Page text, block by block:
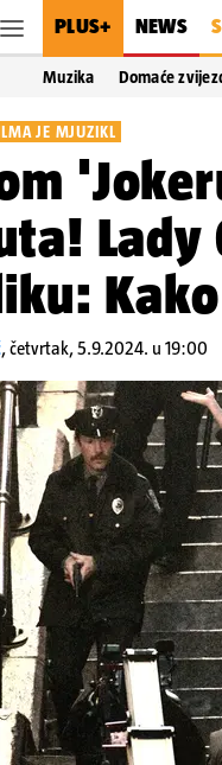
PLUS+ NEWS
Muzika Domaće
JE MJUZIKL
Lady
,četvrtak, 5.9.2024. u 19:00